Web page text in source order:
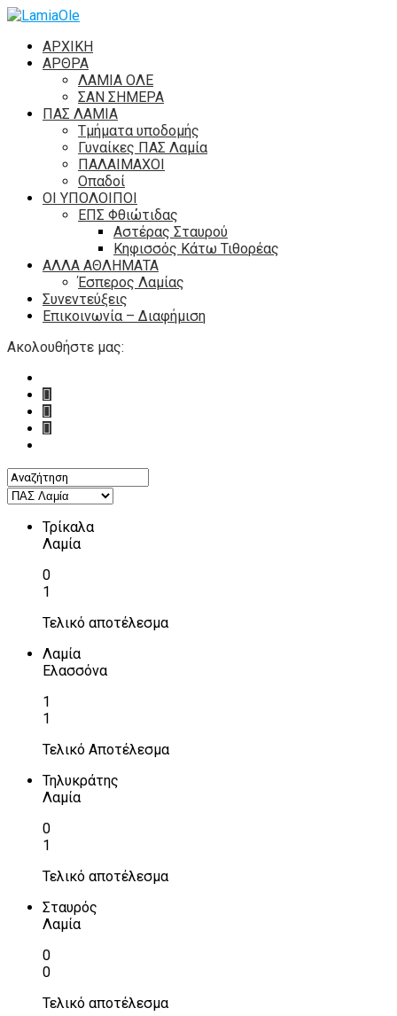
ΑΡΧΙΚΗ
ΑΡΘΡΑ
ΛΑΜΙΑ ΟΛΕ
ΣΑΝ ΣΗΜΕΡΑ
ΠΑΣ ΛΑΜΙΑ
Τμήματα υποδομής
Γυναίκες ΠΑΣ Λαμία
ΠΑΛΑΙΜΑΧΟΙ
Οπαδοί
ΟΙ ΥΠΟΛΟΙΠΟΙ
ΕΠΣ Φθιώτιδας
Αστέρας Σταυρού
Κηφισσός Κάτω Τιθορέας
ΑΛΛΑ ΑΘΛΗΜΑΤΑ
Έσπερος Λαμίας
Συνεντεύξεις
Επικοινωνία – Διαφήμιση
Ακολουθήστε μας:
Τρίκαλα
Λαμία
0
1
Τελικό αποτέλεσμα
Λαμία
Ελασσόνα
1
1
Τελικό Αποτέλεσμα
Τηλυκράτης
Λαμία
0
1
Τελικό αποτέλεσμα
Σταυρός
Λαμία
0
0
Τελικό αποτέλεσμα